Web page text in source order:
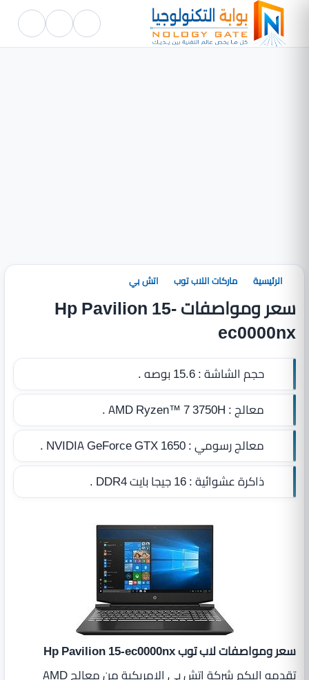
الرئيسية ماركات اللاب توب اتش بي
سعر ومواصفات Hp Pavilion 15-
ec0000nx
حجم الشاشة :15.6 بوصه .
معالج :AMD Ryzen™ 7 3750H .
معالج رسومي :NVIDIA GeForce GTX 1650 .
ذاكرة عشوائية :16 جيجا بايت DDR4‏ .
سعر ومواصفات لاب توب Hp Pavilion 15-ec0000nx
تقدمه اليكم شركة اتش بي الامريكية من معالج AMD